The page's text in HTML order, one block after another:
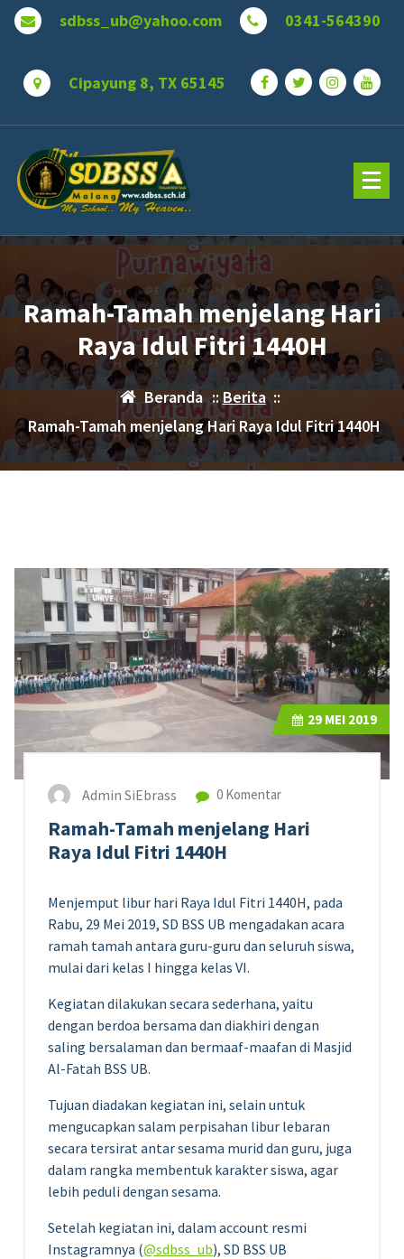
Lewati
sdbss_ub@yahoo.com 0341-564390
Cipayung 8, TX 65145
Ramah-Tamah menjelang Hari
Raya Idul Fitri 1440H
Beranda ::Berita::
Ramah-Tamah menjelang Hari Raya Idul Fitri 1440H
29 MEI 2019
Admin SiEbrass 0 Komentar
Ramah-Tamah menjelang Hari
Raya Idul Fitri 1440H
Menjemput libur hari Raya Idul Fitri 1440H, pada
Rabu, 29 Mei 2019, SD BSS UB mengadakan acara
ramah tamah antara guru-guru dan seluruh siswa,
mulai dari kelas I hingga kelas VI.
Kegiatan dilakukan secara sederhana, yaitu
dengan berdoa bersama dan diakhiri dengan
saling bersalaman dan bermaaf-maafan di Masjid
Al-Fatah BSS UB.
Tujuan diadakan kegiatan ini, selain untuk
mengucapkan salam perpisahan libur lebaran
secara tersirat antar sesama murid dan guru, juga
dalam rangka membentuk karakter siswa, agar
lebih peduli dengan sesama.
Setelah kegiatan ini, dalam account resmi
Instagramnya (@sdbss_ub), SD BSS UB